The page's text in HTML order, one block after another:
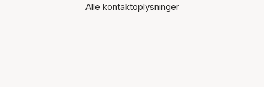
Alle kontaktoplysninger